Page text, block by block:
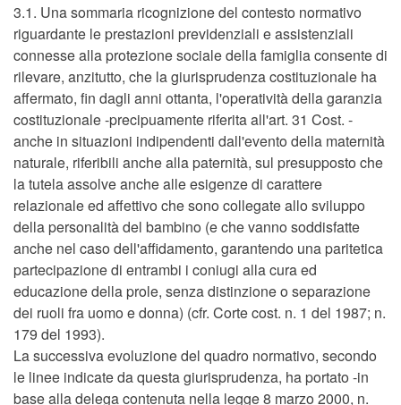
3.1. Una sommaria ricognizione del contesto normativo
riguardante le prestazioni previdenziali e assistenziali
connesse alla protezione sociale della famiglia consente di
rilevare, anzitutto, che la giurisprudenza costituzionale ha
affermato, fin dagli anni ottanta, l'operatività della garanzia
costituzionale -precipuamente riferita all'art. 31 Cost. -
anche in situazioni indipendenti dall'evento della maternità
naturale, riferibili anche alla paternità, sul presupposto che
la tutela assolve anche alle esigenze di carattere
relazionale ed affettivo che sono collegate allo sviluppo
della personalità del bambino (e che vanno soddisfatte
anche nel caso dell'affidamento, garantendo una paritetica
partecipazione di entrambi i coniugi alla cura ed
educazione della prole, senza distinzione o separazione
dei ruoli fra uomo e donna) (cfr. Corte cost. n. 1 del 1987; n.
179 del 1993).
La successiva evoluzione del quadro normativo, secondo
le linee indicate da questa giurisprudenza, ha portato -in
base alla delega contenuta nella legge 8 marzo 2000, n.